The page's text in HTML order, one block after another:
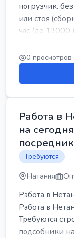
погрузчик.
или стоя
час (до 13000
0 просмотров
Работа в
на
Требуются
Натания
Работа в
Работа в
Требуются
подсобники